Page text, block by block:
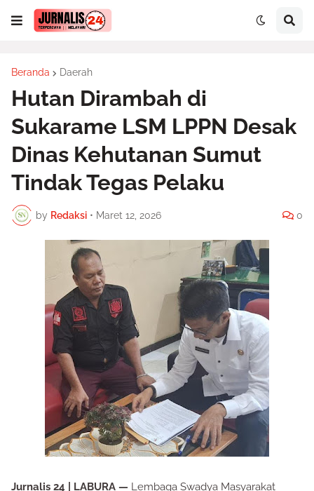
Beranda Daerah
Hutan Dirambah di
Sukarame LSM LPPN Desak
Dinas Kehutanan Sumut
Tindak Tegas Pelaku
by Redaksi • Maret 12, 2026 0
Jurnalis 24 | LABURA — Lembaga Swadya Masyarakat